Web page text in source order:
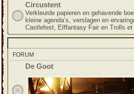
Circustent
Verkleurde papieren en gehavende
kleine agenda’s, verslagen en
Castlefest, Elffantasy Fair en Trolls et
FORUM
De Goot